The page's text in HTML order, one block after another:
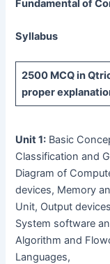
Fundamental of
Syllabus
2500 MCQin
proper
Unit 1: Basic
Classification and
Diagram of
devices, Memory
Unit, Output
System software
Algorithm and
Languages,